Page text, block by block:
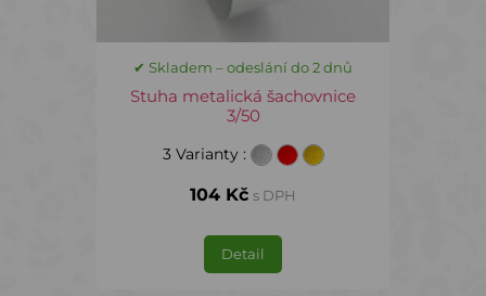
✔ Skladem – odeslání do 2 dnů
Stuha metalická šachovnice
3/50
3 Varianty :
104 Kč s DPH
Detail